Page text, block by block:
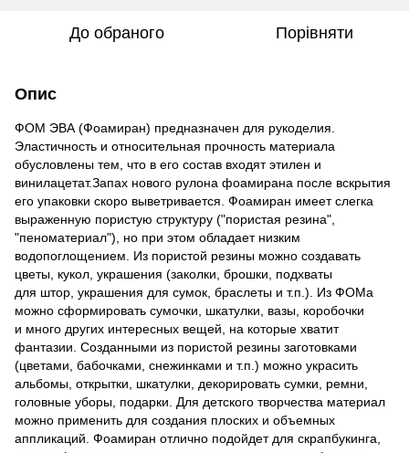
До обраного Порівняти
Опис
ФОМ ЭВА (Фоамиран) предназначен для рукоделия.
Эластичность и относительная прочность материала
обусловлены тем, что в его состав входят этилен и
винилацетат.Запах нового рулона фоамирана после вскрытия
его упаковки скоро выветривается. Фоамиран имеет слегка
выраженную пористую структуру ("пористая резина",
"пеноматериал"), но при этом обладает низким
водопоглощением. Из пористой резины можно создавать
цветы, кукол, украшения (заколки, брошки, подхваты
для штор, украшения для сумок, браслеты и т.п.). Из ФОМа
можно сформировать сумочки, шкатулки, вазы, коробочки
и много других интересных вещей, на которые хватит
фантазии. Созданными из пористой резины заготовками
(цветами, бабочками, снежинками и т.п.) можно украсить
альбомы, открытки, шкатулки, декорировать сумки, ремни,
головные уборы, подарки. Для детского творчества материал
можно применить для создания плоских и объемных
аппликаций. Фоамиран отлично подойдет для скрапбукинга,